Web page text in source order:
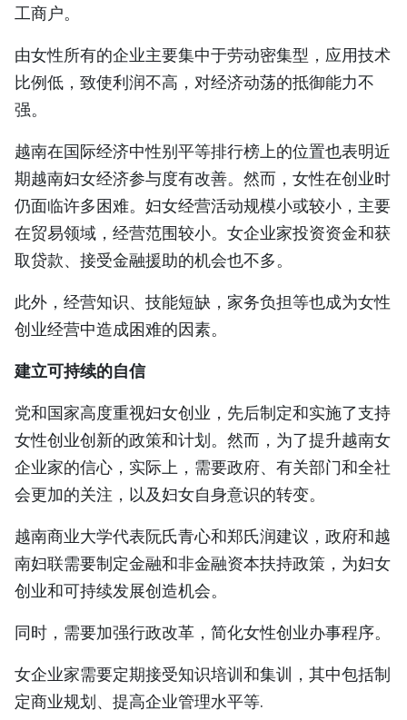
工商户。
由女性所有的企业主要集中于劳动密集型，应用技术
比例低，致使利润不高，对经济动荡的抵御能力不
强。
越南在国际经济中性别平等排行榜上的位置也表明近
期越南妇女经济参与度有改善。然而，女性在创业时
仍面临许多困难。妇女经营活动规模小或较小，主要
在贸易领域，经营范围较小。女企业家投资资金和获
取贷款、接受金融援助的机会也不多。
此外，经营知识、技能短缺，家务负担等也成为女性
创业经营中造成困难的因素。
建立可持续的自信
党和国家高度重视妇女创业，先后制定和实施了支持
女性创业创新的政策和计划。然而，为了提升越南女
企业家的信心，实际上，需要政府、有关部门和全社
会更加的关注，以及妇女自身意识的转变。
越南商业大学代表阮氏青心和郑氏润建议，政府和越
南妇联需要制定金融和非金融资本扶持政策，为妇女
创业和可持续发展创造机会。
同时，需要加强行政改革，简化女性创业办事程序。
女企业家需要定期接受知识培训和集训，其中包括制
定商业规划、提高企业管理水平等.